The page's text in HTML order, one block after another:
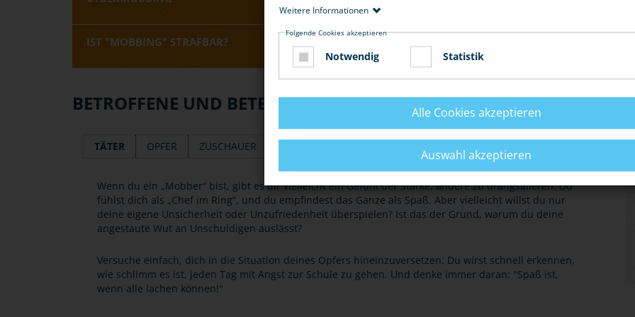
IST "MOBBING" STRAFBAR?
BETROFFENE UND BETEILIGTE
TÄTER OPFER ZUSCHAUER
Wenn du ein „Mobber“ bist, gibt es dir vielleicht ein Gefühl der Stärke, andere zu drangsalieren. Du
fühlst dich als „Chef im Ring“, und du empfindest das Ganze als Spaß. Aber vielleicht willst du nur
deine eigene Unsicherheit oder Unzufriedenheit überspielen? Ist das der Grund, warum du deine
angestaute Wut an Unschuldigen auslässt?
Versuche einfach, dich in die Situation deines Opfers hineinzuversetzen. Du wirst schnell erkennen,
wie schlimm es ist, jeden Tag mit Angst zur Schule zu gehen. Und denke immer daran: "Spaß ist,
wenn alle lachen können!"
Weitere Informationen
Folgende Cookies akzeptieren
Notwendig Statistik
Alle Cookies akzeptieren
Auswahl akzeptieren